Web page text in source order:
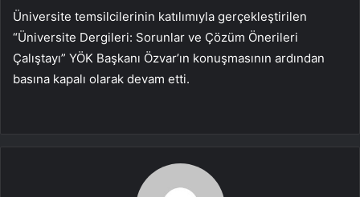
Üniversite temsilcilerinin katılımıyla gerçekleştirilen
“Üniversite Dergileri: Sorunlar ve Çözüm Önerileri
Çalıştayı” YÖK Başkanı Özvar’ın konuşmasının ardından
basına kapalı olarak devam etti.